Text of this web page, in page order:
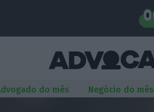
do mês Negócio do mês